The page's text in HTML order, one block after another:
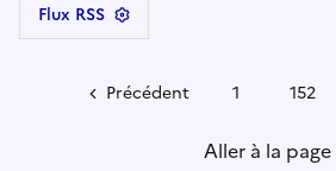
Flux RSS
Précédent 1 152
Aller à la page